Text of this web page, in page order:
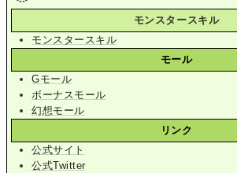
モンスタースキル
モンスタースキル
モール
Gモール
ボーナスモール
幻想モール
リンク
公式サイト
公式Twitter